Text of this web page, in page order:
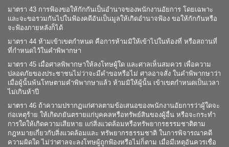
มาตรา 43 การฟ้องขอให้กักกันเป็นอำนาจของพนักงานอัยการ โดยเฉพาะ
และจะขอรวมกันไปในฟ้องคดีอันเป็นมูลให้เกิดอำนาจฟ้อง ขอให้กักกันหรือ
จะฟ้องภายหลังก็ได้
มาตรา 44 ห้ามเข้าเขตกำหนด คือการห้ามมิให้เข้าไปในท้องที่ หรือสถานที่
ที่กำหนดไว้ในคำพิพากษา
มาตรา 45 เมื่อศาลพิพากษาให้ลงโทษผู้ใด และศาลเห็นสมควร เพื่อความ
ปลอดภัยของประชาชนไม่ว่าจะมีคำขอหรือไม่ ศาลอาจสั่ง ในคำพิพากษาว่า
เมื่อผู้นั้นพ้นโทษตามคำพิพากษาแล้ว ห้ามมิให้ผู้นั้น เข้าเขตกำหนดเป็นเวลา
ไม่เกินห้าปี
มาตรา 46 ถ้าความปรากฏแก่ศาลตามข้อเสนอของพนักงานอัยการว่าผู้ใดจะ
ก่อเหตุร้าย ให้เกิดภยันตรายแก่บุคคลหรือทรัพย์สินของผู้อื่น หรือจะกระทำ
การใดให้เกิดความเสียหาย แก่สิ่งแวดล้อมหรือทรัพยากรธรรมชาติตาม
กฎหมายเกี่ยวกับสิ่งแวดล้อมและ ทรัพยากรธรรมชาติ ในการพิจารณาคดี
ความผิดใด ไม่ว่าศาลจะลงโทษผู้ถูกฟ้องหรือไม่ก็ตาม เมื่อมีเหตุอันควรเชื่อ